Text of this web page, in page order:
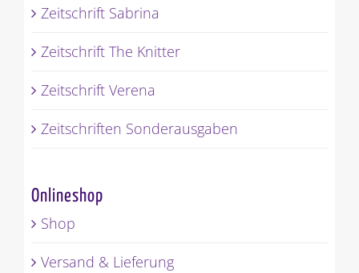
Zeitschrift Sabrina
Zeitschrift The Knitter
Zeitschrift Verena
Zeitschriften Sonderausgaben
Onlineshop
Shop
Versand & Lieferung